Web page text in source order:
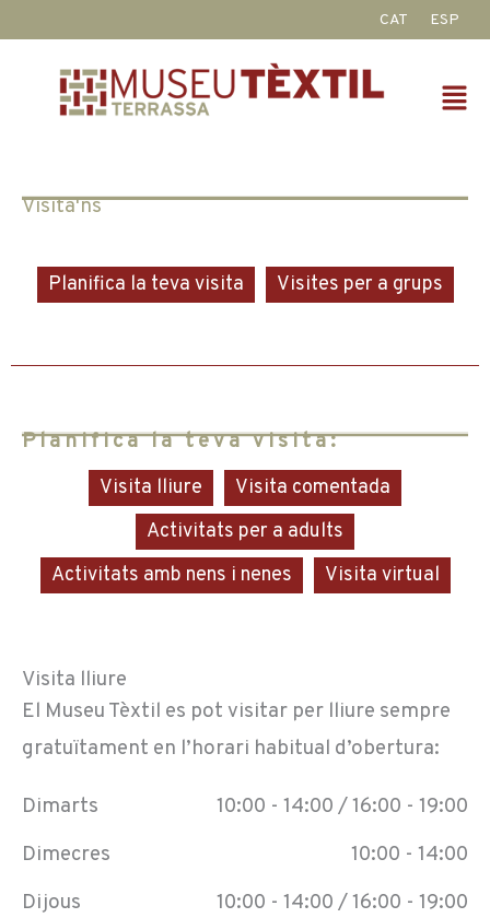
contingut
CAT ESP
Visita'ns
Planifica la teva visita Visites per a grups
Planifica la teva visita:
Visita lliure
Visita comentada
Activitats per a adults
Activitats amb nens i nenes
Visita virtual
Visita lliure
El Museu Tèxtil es pot visitar per lliure sempre
gratuïtament en l’horari habitual d’obertura:
Dimarts
10:00 - 14:00 / 16:00 - 19:00
Dimecres
10:00 - 14:00
Dijous
10:00 - 14:00 / 16:00 - 19:00